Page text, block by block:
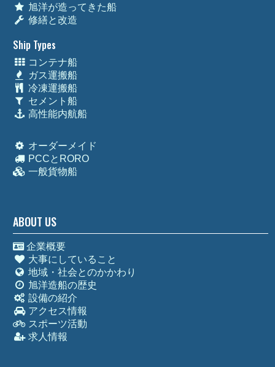
旭洋が造ってきた船
修繕と改造
Ship Types
コンテナ船
ガス運搬船
冷凍運搬船
セメント船
高性能内航船
オーダーメイド
PCCとRORO
一般貨物船
ABOUT US
企業概要
大事にしていること
地域・社会とのかかわり
旭洋造船の歴史
設備の紹介
アクセス情報
スポーツ活動
求人情報